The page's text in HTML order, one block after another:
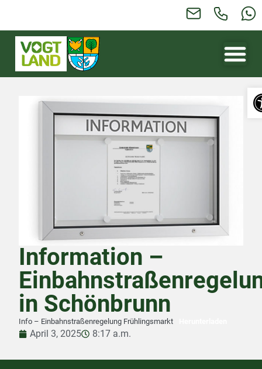
Information –
in Schönbrunn
Info – Einbahnstraßenregelung Frühlingsmarkt
April 3, 2025 8:17 a.m.